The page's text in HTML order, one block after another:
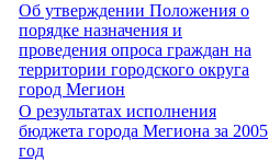
Об утверждении Положения о
порядке назначения и
проведения опроса граждан на
территории городского округа
город Мегион
О результатах исполнения
бюджета города Мегиона за 2005
год